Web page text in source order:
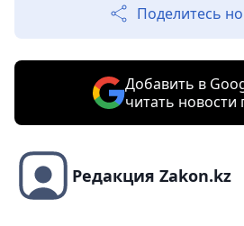
Поделитесь
Добавить в
читать
Редакция Zakon.kz